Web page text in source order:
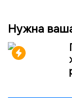
Нужна